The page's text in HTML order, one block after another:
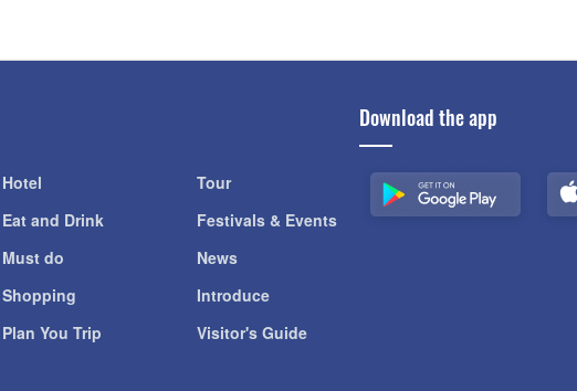
Hotel
Eat and Drink
Must do
Shopping
Plan You Trip
Tour
Festivals & Events
News
Introduce
Visitor's Guide
Download the app